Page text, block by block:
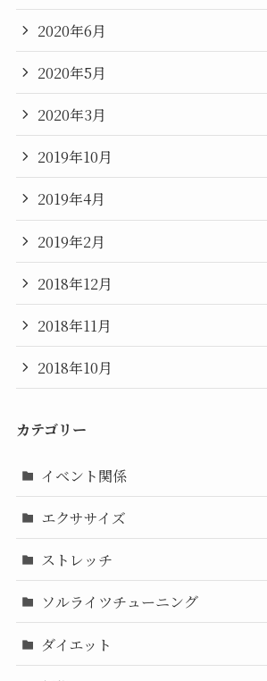
2020年6月
2020年5月
2020年3月
2019年10月
2019年4月
2019年2月
2018年12月
2018年11月
2018年10月
カテゴリー
イベント関係
エクササイズ
ストレッチ
ソルライツチューニング
ダイエット